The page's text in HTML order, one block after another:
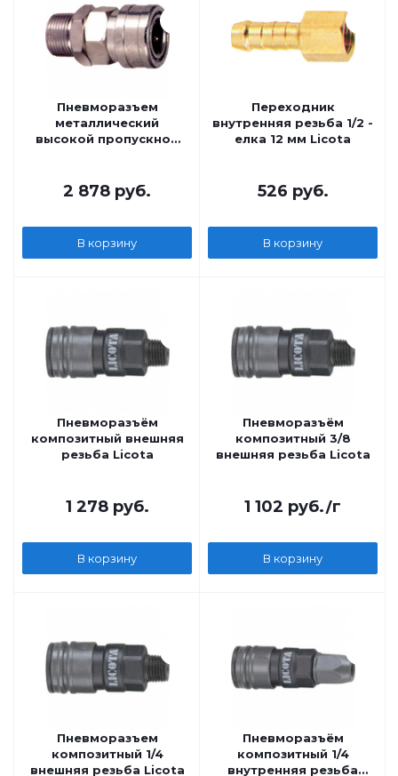
Пневморазъем
металлический
высокой пропускной
2 878 руб.
В корзину
Переходник
внутренняя резьба 1/2 -
елка 12 мм Licota
526 руб.
В корзину
Пневморазъём
композитный внешняя
резьба Licota
1 278руб.
В корзину
Пневморазъём
композитный 3/8
внешняя резьба Licota
1 102 руб./г
В корзину
Пневморазъем
композитный 1/4
внешняя резьба Licota
Пневморазъём
композитный 1/4
внутренняя резьба